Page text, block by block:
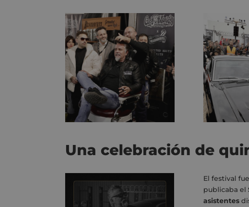
Una celebración de
El festival
publicaba el
asistentes